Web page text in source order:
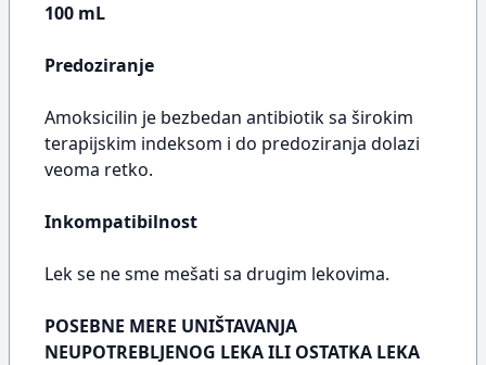
100 mL
Predoziranje
Amoksicilin je bezbedan antibiotik sa širokim
terapijskim indeksom i do predoziranja dolazi
veoma retko.
Inkompatibilnost
Lek se ne sme mešati sa drugim lekovima.
POSEBNE MERE UNIŠTAVANJA
NEUPOTREBLJENOG LEKA ILI OSTATKA LEKA